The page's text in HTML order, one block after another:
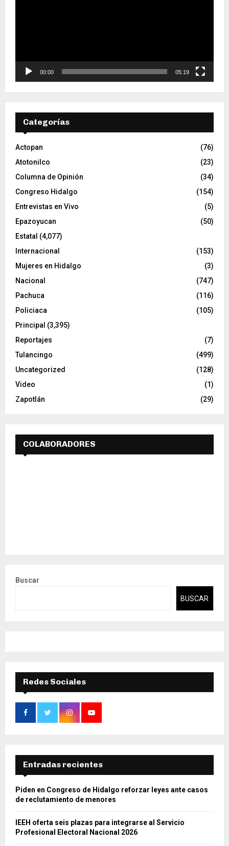
t
r
v
e
o
00:00 05:19
Categorías
Actopan
(76)
Atotonilco
(23)
Columna de Opinión
(34)
Congreso Hidalgo
(154)
Entrevistas en Vivo
(5)
Epazoyucan
(50)
Estatal (4,077)
Internacional
(153)
Mujeres en Hidalgo
(3)
Nacional
(747)
Pachuca
(116)
Policiaca
(105)
Principal (3,395)
Reportajes
(7)
Tulancingo
(499)
Uncategorized
(128)
Video
(1)
Zapotlán
(29)
COLABORADORES
Buscar
BUSCAR
Redes Sociales
Entradas recientes
Piden en Congreso de Hidalgo reforzar leyes ante casos
de reclutamiento de menores
IEEH oferta seis plazas para integrarse al Servicio
Profesional Electoral Nacional 2026